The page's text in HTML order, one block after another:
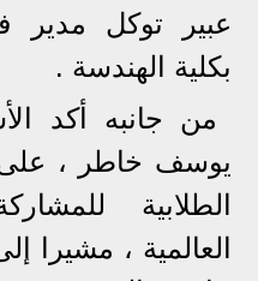
عبير توكل مدير
بكلية الهندسة .
من جانبه أكد
يوسف خاطر ، على
الطلابية
العالمية ،